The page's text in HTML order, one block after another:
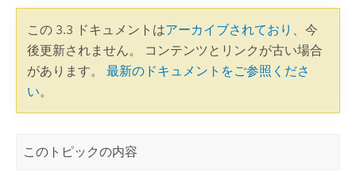
この 3.3 ドキュメントはアーカイブされており
、今
後更新されません。 コンテンツとリンクが古い場合
があります。 最新のドキュメントをご参照くださ
い。
このトピックの内容